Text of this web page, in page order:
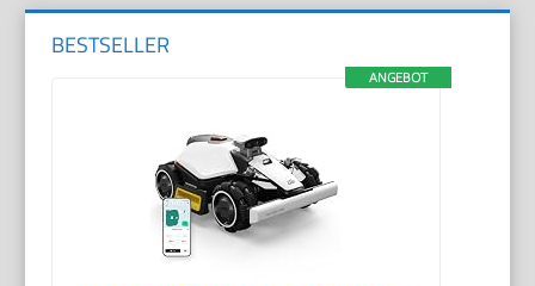
BESTSELLER
ANGEBOT